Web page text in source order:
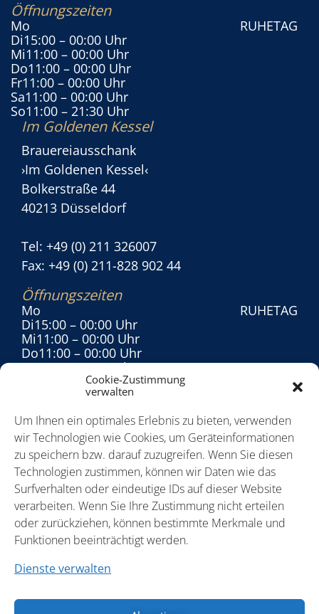
Cookie-Zustimmung
verwalten
Um Ihnen ein optimales Erlebnis zu bieten, verwenden
wir Technologien wie Cookies, um Geräteinformationen
zu speichern bzw. darauf zuzugreifen. Wenn Sie diesen
Technologien zustimmen, können wir Daten wie das
Surfverhalten oder eindeutige IDs auf dieser Website
verarbeiten. Wenn Sie Ihre Zustimmung nicht erteilen
oder zurückziehen, können bestimmte Merkmale und
Funktionen beeinträchtigt werden.
Dienste verwalten
Öffnungszeiten
Mo
RUHETAG
Di15:00 – 00:00 Uhr
Mi11:00 – 00:00 Uhr
Do11:00 – 00:00 Uhr
Fr11:00 – 00:00 Uhr
Sa11:00 – 00:00 Uhr
So11:00 – 21:30 Uhr
info@brauerei-schumacher.de
Im Goldenen Kessel
Brauereiausschank
›Im Goldenen Kessel‹
Bolkerstraße 44
40213 Düsseldorf
Tel: +49 (0) 211 326007
Fax: +49 (0) 211-828 902 44
Öffnungszeiten
Mo
RUHETAG
Di15:00 – 00:00 Uhr
Mi11:00 – 00:00 Uhr
Do11:00 – 00:00 Uhr
Fr11:00– 00:00 Uhr
– 00:00 Uhr
– 21:30 Uhr